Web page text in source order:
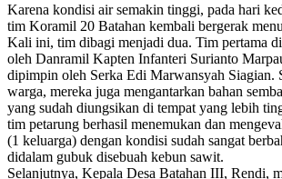
Karena kondisi air semakin tinggi, pada hari
tim Koramil 20 Batahan kembali bergerak
Kali ini, tim dibagi menjadi dua. Tim pertama
oleh Danramil Kapten Infanteri Surianto
dipimpin oleh Serka Edi Marwansyah Siagian.
warga, mereka juga mengantarkan bahan
yang sudah diungsikan di tempat yang lebih
tim petarung berhasil menemukan dan
(1 keluarga) dengan kondisi sudah sangat
didalam gubuk disebuah kebun sawit.
Selanjutnya, Kepala Desa Batahan III, Rendi,